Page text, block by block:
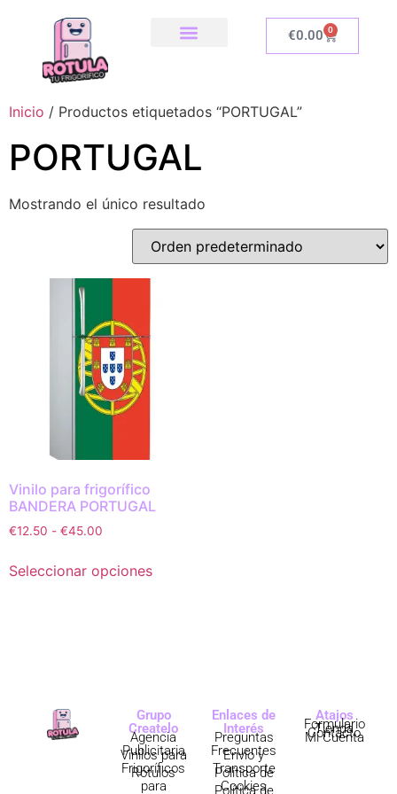
€0.00 0
Inicio / Productos etiquetados “PORTUGAL”
PORTUGAL
Mostrando el único resultado
Vinilo para frigorífico
BANDERA PORTUGAL
€12.50 - €45.00
Seleccionar opciones
Grupo
Createlo
Agencia
Publicitaria
Vinilos para
Frigoríficos
Rótulos
para
Enlaces de
Interés
Preguntas
Frecuentes
Envío y
Transporte
Política de
Cookies
Política de
Atajos
Formulario
Tienda
Contacto
Mi Cuenta